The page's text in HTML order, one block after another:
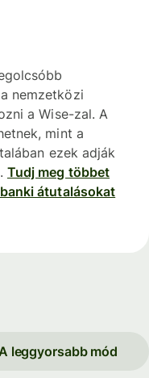
nemzetközi
a Wise-zal. A
mint a
ezek adják
Tudj meg többet
átutalásokat
A leggyorsabb mód